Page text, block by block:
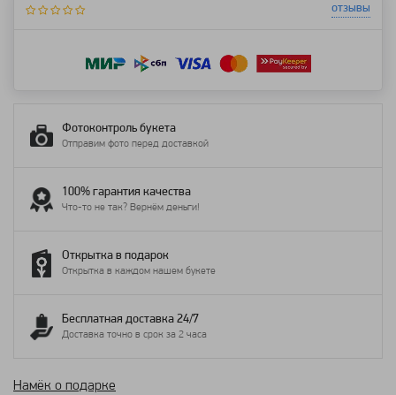
отзывы
Фотоконтроль букета
Отправим фото перед доставкой
100% гарантия качества
Что-то не так? Вернём деньги!
Открытка в подарок
Открытка в каждом нашем букете
Бесплатная доставка 24/7
Доставка точно в срок за 2 часа
Намёк о подарке